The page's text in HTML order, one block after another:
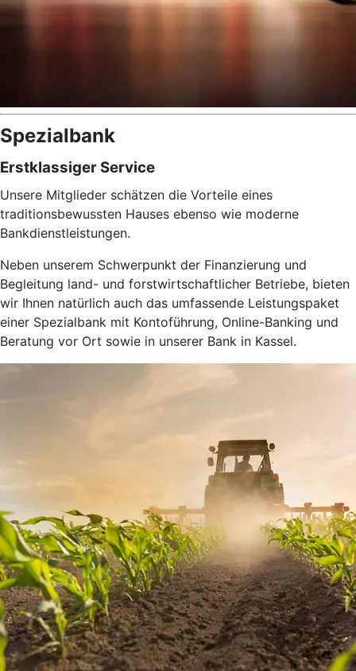
Spezialbank
Erstklassiger Service
Unsere Mitglieder schätzen die Vorteile eines
traditionsbewussten Hauses ebenso wie moderne
Bankdienstleistungen.
Neben unserem Schwerpunkt der Finanzierung und
Begleitung land- und forstwirtschaftlicher Betriebe, bieten
wir Ihnen natürlich auch das umfassende Leistungspaket
einer Spezialbank mit Kontoführung, Online-Banking und
Beratung vor Ort sowie in unserer Bank in Kassel.